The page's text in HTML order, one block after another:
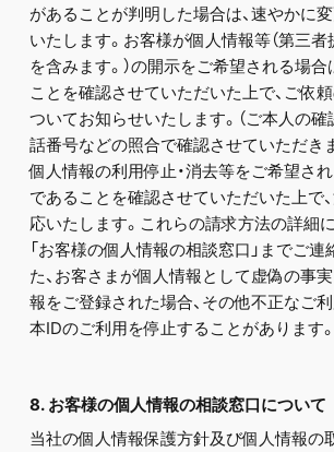
があることが判明した場合は、速やかに
いたします。お客様が個人情報等（第三
を含みます。）の開示をご希望される場合
ことを確認させていただいた上で、ご依
ついてお知らせいたします。（ご本人の確
話番号などの照合で確認させていただき
個人情報の利用停止・消去等をご希望さ
であることを確認させていただいた上で
応いたします。これらの請求方法の詳細
「お客様の個人情報の相談窓口」までご連
た、お客さまが個人情報として虚偽の事
報をご登録された場合、その他不正なご
本IDのご利用を停止することがあります。
8. お客様の個人情報の相談窓口について
当社の個人情報保護方針及び個人情報の